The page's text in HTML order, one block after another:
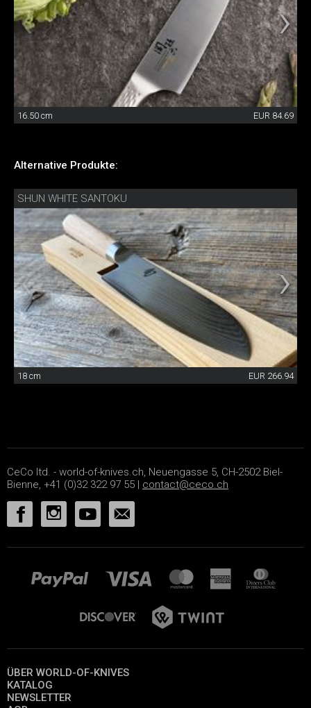
16.50 cm EUR 84.69
Alternative Produkte:
SHUN WHITE SANTOKU
18 cm EUR 266.94
CeCo ltd. - world-of-knives.ch, Neuengasse 5, CH-2502 Biel-
Bienne, +41 (0)32 322 97 55 | contact@ceco.ch
ÜBER WORLD-OF-KNIVES
KATALOG
NEWSLETTER